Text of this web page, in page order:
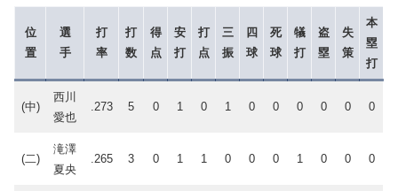
位
置
選
手
打
率
打
数
得
点
安
打
打
点
三
振
四
球
死
球
犠
打
盗
塁
失
策
本
塁
打
(中)
西川
愛也
.273 5 0 1 0 1 0 0 0 0 0 0
(二)
滝澤
夏央
.265 3 0 1 1 0 0 0 1 0 0 0